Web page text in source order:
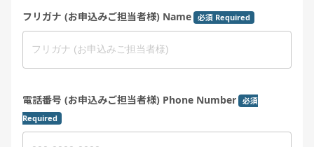
フリガナ (お申込みご担当者様) Name 必須 Required
電話番号 (お申込みご担当者様) Phone Number 必須
Required